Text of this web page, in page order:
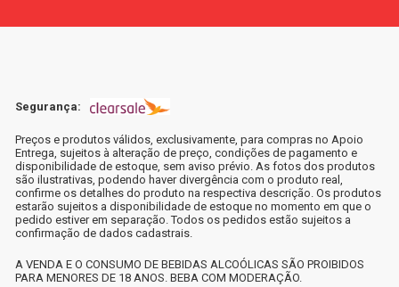
Segurança:
Preços e produtos válidos, exclusivamente, para compras no Apoio
Entrega, sujeitos à alteração de preço, condições de pagamento e
disponibilidade de estoque, sem aviso prévio. As fotos dos produtos
são ilustrativas, podendo haver divergência com o produto real,
confirme os detalhes do produto na respectiva descrição. Os produtos
estarão sujeitos a disponibilidade de estoque no momento em que o
pedido estiver em separação. Todos os pedidos estão sujeitos a
confirmação de dados cadastrais.
A VENDA E O CONSUMO DE BEBIDAS ALCOÓLICAS SÃO PROIBIDOS
PARA MENORES DE 18 ANOS. BEBA COM MODERAÇÃO.